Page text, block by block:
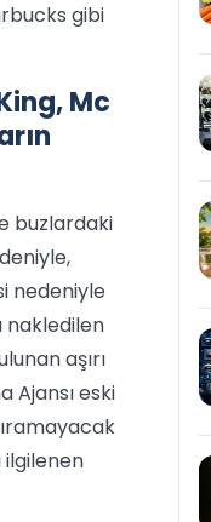
gibi
Mc
buzlardaki
nedeniyle
nakledilen
aşırı
Ajansı eski
ilgilenen